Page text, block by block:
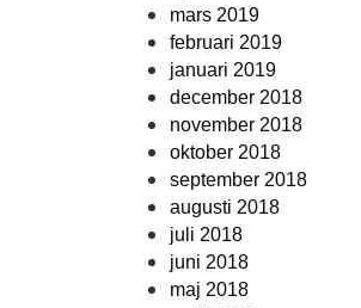
mars 2019
februari 2019
januari 2019
december 2018
november 2018
oktober 2018
september 2018
augusti 2018
juli 2018
juni 2018
maj 2018